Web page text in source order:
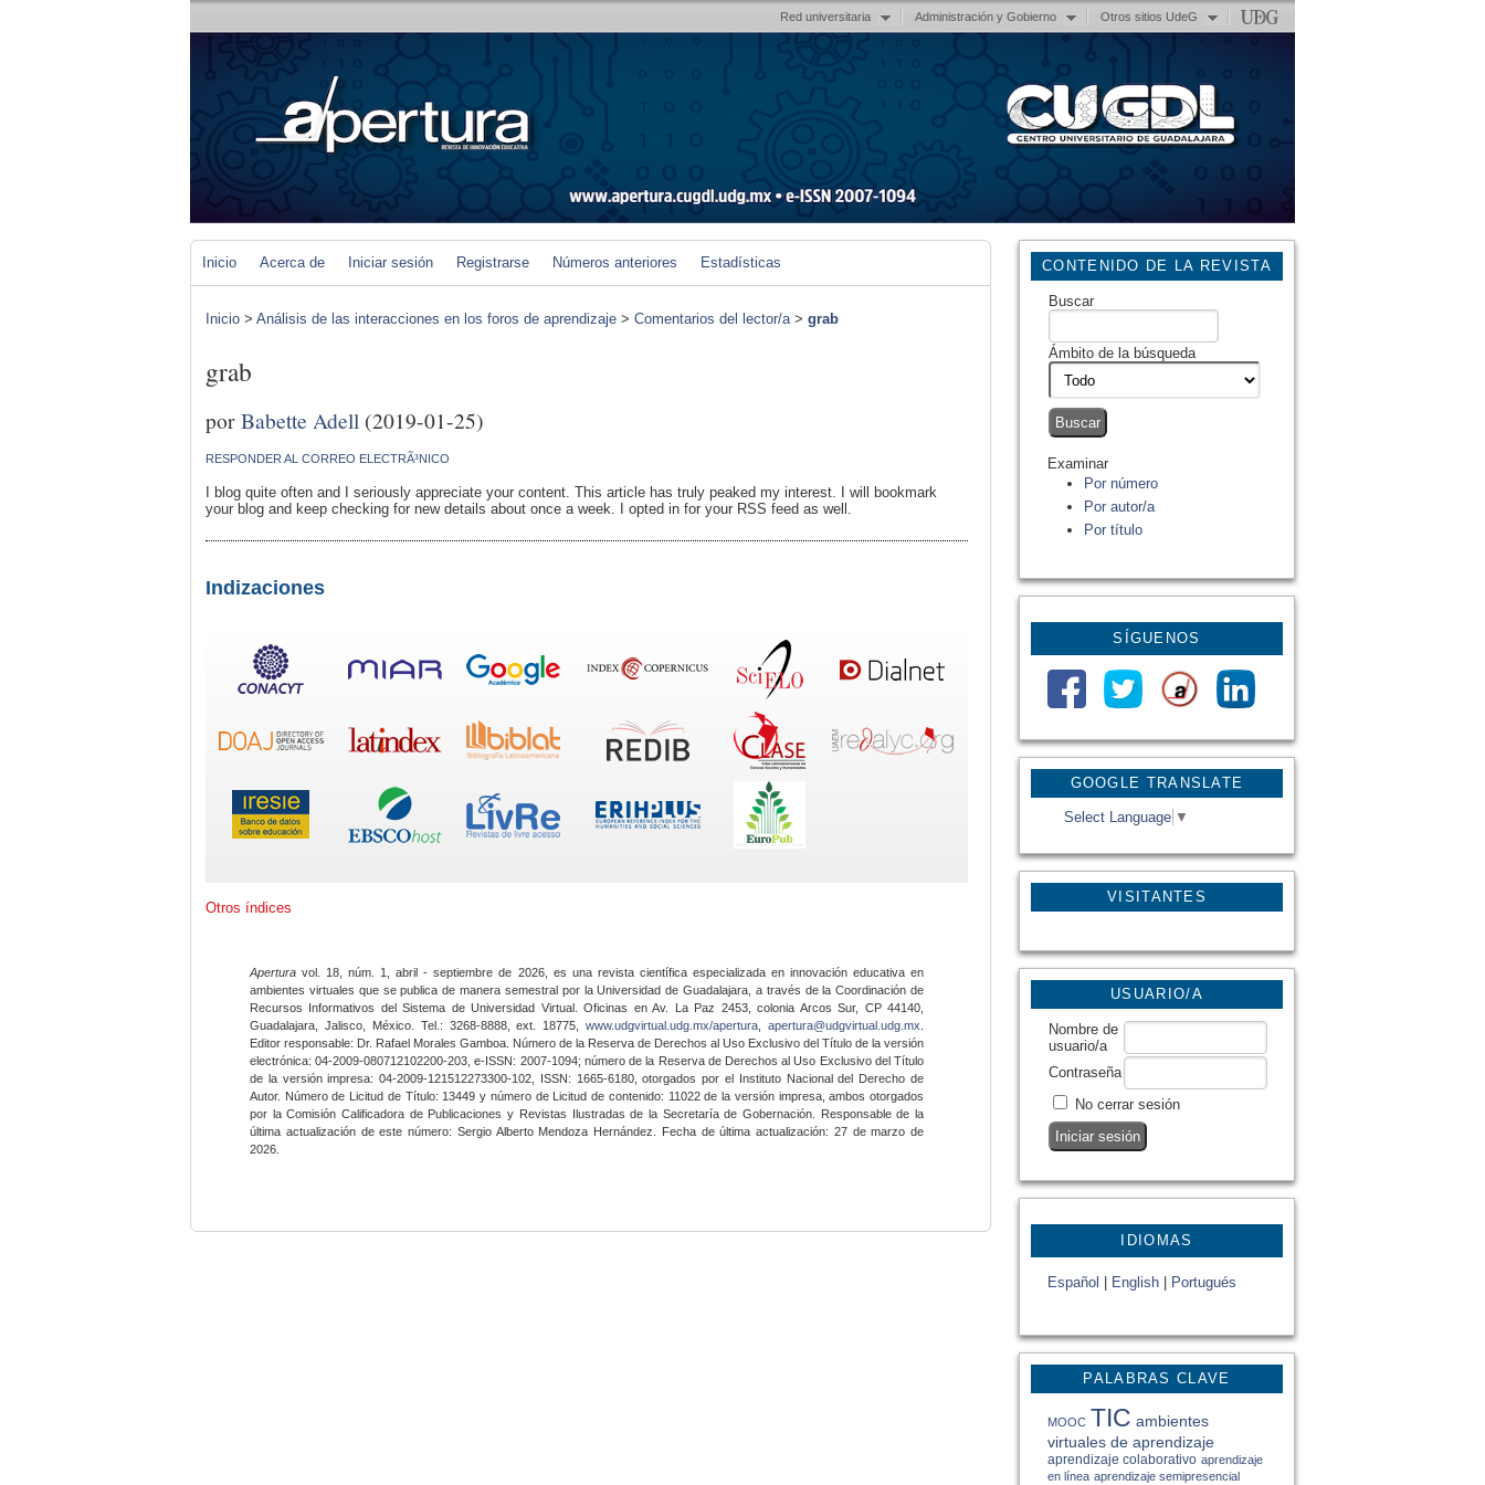
Red universitaria Administración y Gobierno Otros sitios UdeG
GOOGLE TRANSLATE
Select Language ▼
VISITANTES
CONTENIDO DE LA REVISTA
Buscar
Ámbito de la búsqueda
Examinar
Por número
Por autor/a
Por título
SÍGUENOS
USUARIO/A
Nombre de
usuario/a
Contraseña
No cerrar sesión
IDIOMAS
Español English Portugués
PALABRAS CLAVE
MOOC TIC ambientes
virtuales de aprendizaje
aprendizaje colaborativo aprendizaje
en línea aprendizaje semipresencial
Inicio Acerca de Iniciar sesión Registrarse Números anteriores Estadísticas
Inicio > Análisis de las interacciones en los foros de aprendizaje > Comentarios del lector/a> grab
grab
porBabette Adell (2019-01-25)
RESPONDER AL CORREO ELECTRÃ³NICO
I blog quite often and I seriously appreciate your content. This article has truly peaked my interest. I will bookmark
your blog and keep checking for new details about once a week. I opted in for your RSS feed as well.
Indizaciones
Otros índices
Apertura vol. 18, núm. 1, abril - septiembre de 2026, es una revista científica especializada en innovación educativa en
ambientes virtuales que se publica de manera semestral por la Universidad de Guadalajara, a través de la Coordinación de
Recursos Informativos del Sistema de Universidad Virtual. Oficinas en Av. La Paz 2453, colonia Arcos Sur, CP 44140,
Guadalajara, Jalisco, México. Tel.: 3268-8888, ext. 18775,www.udgvirtual.udg.mx/apertura apertura@udgvirtual.udg.mx
Editor responsable: Dr. Rafael Morales Gamboa. Número de la Reserva de Derechos al Uso Exclusivo del Título de la versión
electrónica: 04-2009-080712102200-203, e-ISSN: 2007-1094; número de la Reserva de Derechos al Uso Exclusivo del Título
de la versión impresa: 04-2009-121512273300-102, ISSN: 1665-6180, otorgados por el Instituto Nacional del Derecho de
Autor. Número de Licitud de Título: 13449 y número de Licitud de contenido: 11022 de la versión impresa, ambos otorgados
por la Comisión Calificadora de Publicaciones y Revistas Ilustradas de la Secretaría de Gobernación. Responsable de la
última actualización de este número: Sergio Alberto Mendoza Hernández. Fecha de última actualización: 27 de marzo de
2026.